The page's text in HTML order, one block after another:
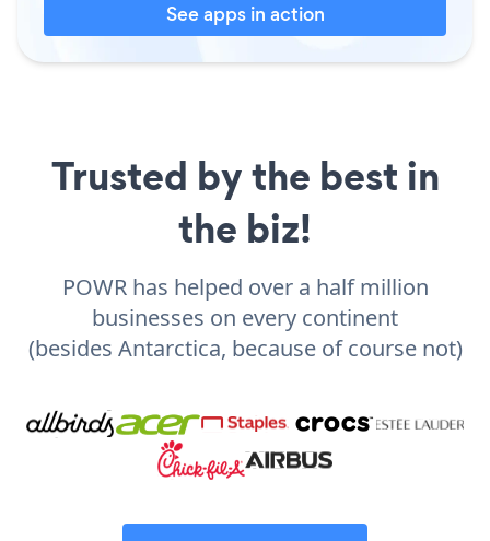
See apps in action
Trusted by the best in
the biz!
POWR has helped over a half million
businesses on every continent
(besides Antarctica, because of course not)